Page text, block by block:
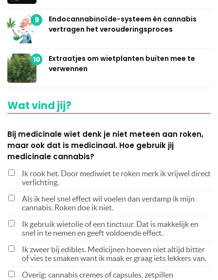
9
Endocannabinoïde-systeem én cannabis
vertragen het verouderingsproces
10
Extraatjes om wietplanten buiten mee te
verwennen
Wat vind jij?
Bij medicinale wiet denk je niet meteen aan roken,
maar ook dat is medicinaal. Hoe gebruik jij
medicinale cannabis?
Ik rook het. Door mediwiet te roken merk ik vrijwel direct
verlichting.
Als ik heel snel effect wil voelen dan verdamp ik mijn
cannabis. Roken doe ik niet.
Ik gebruik wietolie of een tinctuur. Dat is makkelijk en
snel in te nemen en geeft voldoende effect.
Ik zweer bij edibles. Medicijnen hoeven niet altijd bitter
of vies te smaken want ik maak er graag iets lekkers van.
Overig: cannabis cremes of capsules, zetpillen